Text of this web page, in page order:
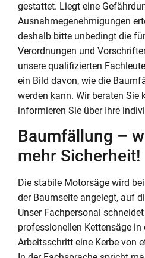
gestattet. Liegt eine
Ausnahmegenehmigungen
deshalb bitte unbedingt die
Verordnungen und
unsere qualifizierten
ein Bild davon, wie die
werden kann. Wir beraten Sie
informieren Sie über Ihre
Baumfällung –
mehr Sicherheit!
Die stabile Motorsäge wird
der Baumseite angelegt, auf
Unser Fachpersonal
professionellen Kettensäge in
Arbeitsschritt eine Kerbe von